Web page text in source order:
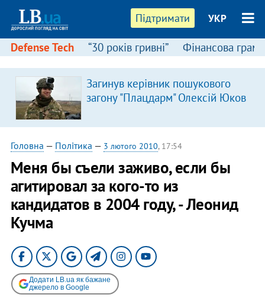
Підтримати УКР
Defense Tech “30 років гривні” Фінансова
Загинув керівник пошукового
загону "Плацдарм" Олексій Юков
Головна — Політика — 3 лютого 2010, 17:54
Меня бы съели заживо, если бы
агитировал за кого-то из
кандидатов в 2004 году, - Леонид
Кучма
Додати LB.ua як бажане
джерело в Google